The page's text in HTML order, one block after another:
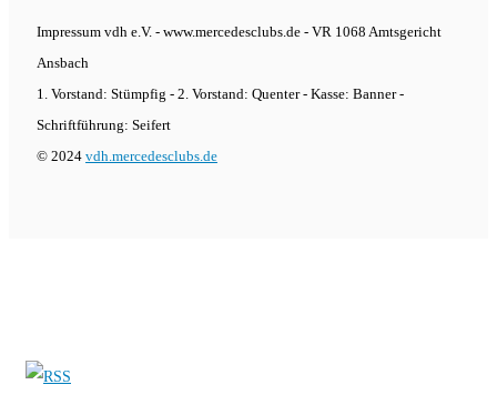
Impressum vdh e.V. - www.mercedesclubs.de - VR 1068 Amtsgericht
Ansbach
1. Vorstand: Stümpfig - 2. Vorstand: Quenter - Kasse: Banner -
Schriftführung: Seifert
© 2024 vdh.mercedesclubs.de